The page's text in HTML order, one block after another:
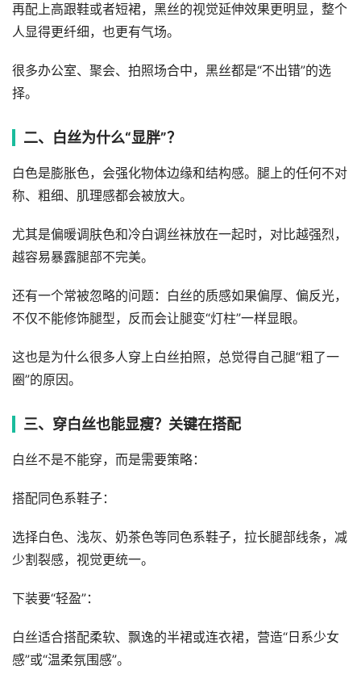
再配上高跟鞋或者短裙，黑丝的视觉延伸效果更明显，整个
人显得更纤细，也更有气场。
很多办公室、聚会、拍照场合中，黑丝都是“不出错”的选
择。
二、白丝为什么“显胖”？
白色是膨胀色，会强化物体边缘和结构感。腿上的任何不对
称、粗细、肌理感都会被放大。
尤其是偏暖调肤色和冷白调丝袜放在一起时，对比越强烈，
越容易暴露腿部不完美。
还有一个常被忽略的问题：白丝的质感如果偏厚、偏反光，
不仅不能修饰腿型，反而会让腿变“灯柱”一样显眼。
这也是为什么很多人穿上白丝拍照，总觉得自己腿“粗了一
圈”的原因。
三、穿白丝也能显瘦？关键在搭配
白丝不是不能穿，而是需要策略：
搭配同色系鞋子：
选择白色、浅灰、奶茶色等同色系鞋子，拉长腿部线条，减
少割裂感，视觉更统一。
下装要“轻盈”：
白丝适合搭配柔软、飘逸的半裙或连衣裙，营造“日系少女
感”或“温柔氛围感”。